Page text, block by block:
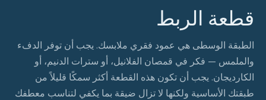
قطعة الربط
الطبقة الوسطى هي عمود فقري ملابسك. يجب أن توفر الدفء
والملمس — فكر في قمصان الفلانيل، أو سترات الدنيم، أو
الكارديجان. يجب أن تكون هذه القطعة أكثر سمكًا قليلاً من
طبقتك الأساسية ولكنها لا تزال ضيقة بما يكفي لتناسب معطفك